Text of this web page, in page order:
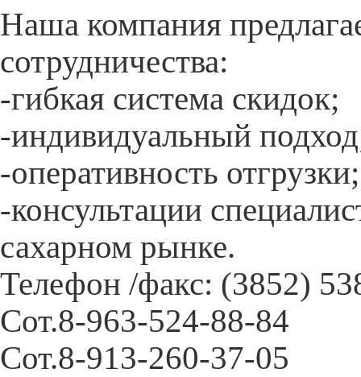
Наша компания
сотрудничества:
-гибкая система скидок;
-индивидуальный
-оперативность отгрузки;
-консультации
сахарном рынке.
Телефон /факс: (3852)
Сот.8-963-524-88-84
Сот.8-913-260-37-05